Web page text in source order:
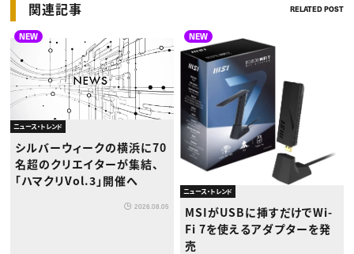
関連記事 RELATED POST
NEW
ニュース・トレンド
シルバーウィークの横浜に70
名超のクリエイターが集結、
「ハマクリVol.3」開催へ
2026.08.05
NEW
ニュース・トレンド
MSIがUSBに挿すだけでWi-
Fi 7を使えるアダプターを発
売